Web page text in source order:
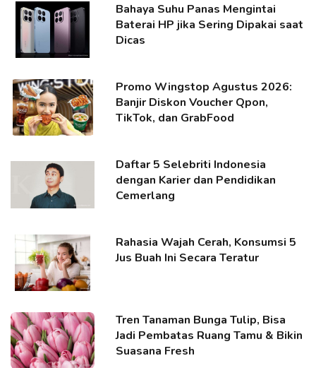
Bahaya Suhu Panas Mengintai
Baterai HP jika Sering Dipakai saat
Dicas
Promo Wingstop Agustus 2026:
Banjir Diskon Voucher Qpon,
TikTok, dan GrabFood
Daftar 5 Selebriti Indonesia
dengan Karier dan Pendidikan
Cemerlang
Rahasia Wajah Cerah, Konsumsi 5
Jus Buah Ini Secara Teratur
Tren Tanaman Bunga Tulip, Bisa
Jadi Pembatas Ruang Tamu & Bikin
Suasana Fresh